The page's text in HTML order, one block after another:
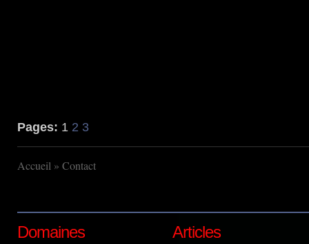
Pages: 1 2 3
Accueil » Contact
Domaines Articles